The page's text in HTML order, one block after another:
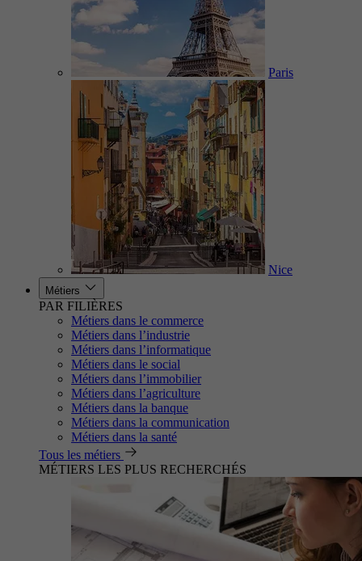
Paris
Nice
Métiers
PAR FILIÈRES
Métiers dans le commerce
Métiers dans l’industrie
Métiers dans l’informatique
Métiers dans le social
Métiers dans l’immobilier
Métiers dans l’agriculture
Métiers dans la banque
Métiers dans la communication
Métiers dans la santé
Tous les métiers
MÉTIERS LES PLUS RECHERCHÉS